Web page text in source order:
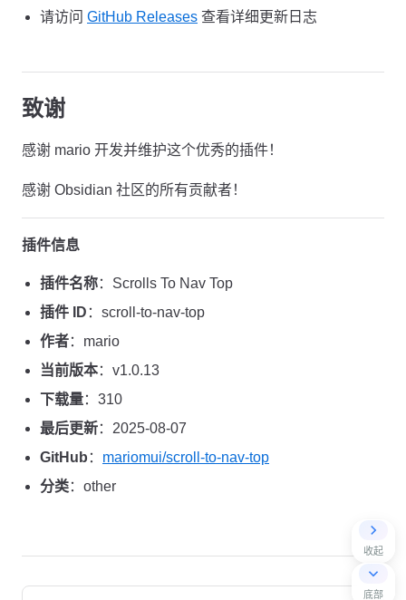
收起
底部
请访问 GitHub Releases 查看详细更新日志
致谢
感谢 mario 开发并维护这个优秀的插件！
感谢 Obsidian 社区的所有贡献者！
插件信息
插件名称：Scrolls To Nav Top
插件 ID ：scroll-to-nav-top
作者：mario
当前版本：v1.0.13
下载量：310
最后更新：2025-08-07
GitHub ： mariomui/scroll-to-nav-top
分类：other
Pager